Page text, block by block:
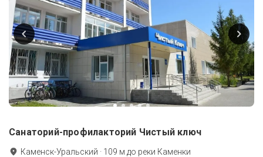
Санаторий-профилакторий Чистый ключ
Каменск-Уральский · 109 м до реки Каменки